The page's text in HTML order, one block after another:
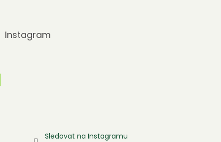
Instagram
Sledovat na Instagramu